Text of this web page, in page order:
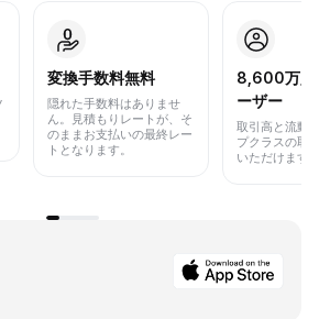
変換手数料無料
隠れた手数料はありませ
ん。見積もりレートが、そ
のままお支払いの最終レー
トとなります。
8,600万人
ーザー
取引高と流動
プクラスの取
いただけます